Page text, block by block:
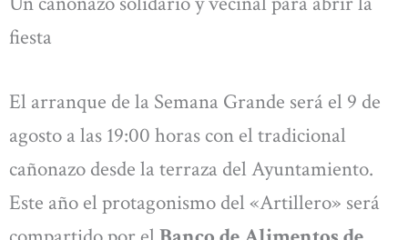
fiesta
El arranque de la Semana Grande será el 9 de
agosto a las 19:00 horas con el tradicional
cañonazo desde la terraza del Ayuntamiento.
Este año el protagonismo del «Artillero» será